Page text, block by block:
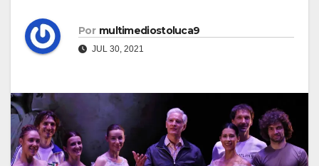
Por multimediostoluca9
JUL 30, 2021